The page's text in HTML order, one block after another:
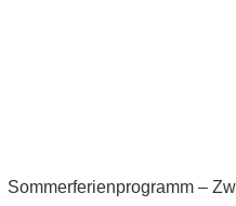
Sommerferienprogramm –